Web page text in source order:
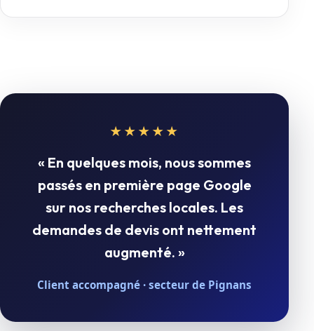
★★★★★
« En quelques mois, nous sommes
passés en première page Google
sur nos recherches locales. Les
demandes de devis ont nettement
augmenté. »
Client accompagné · secteur de Pignans